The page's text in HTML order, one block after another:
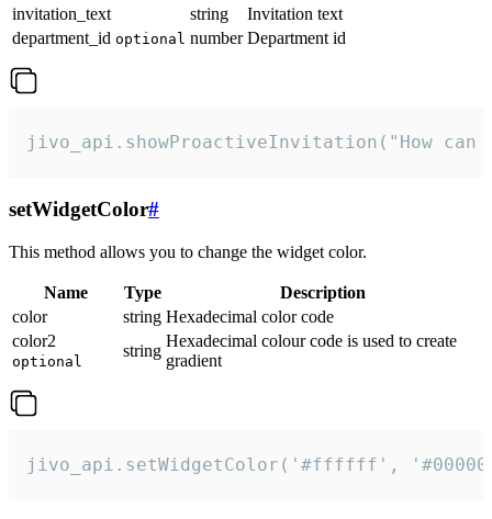
invitation_text
string
Invitation text
department_id optional number Department id
jivo_api.showProactiveInvitation("How
setWidgetColor#
This method allows you to change the widget color.
Name Type
Description
color
string Hexadecimal color code
color2
optional
string
Hexadecimal colour code is used to create
gradient
jivo_api.setWidgetColor('#ffffff',